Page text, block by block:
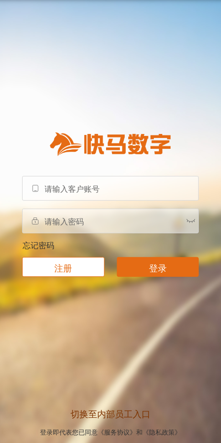
忘记密码
注册 登录
切换至内部员工入口
登录即代表您已同意《服务协议》 和 《隐私政策》